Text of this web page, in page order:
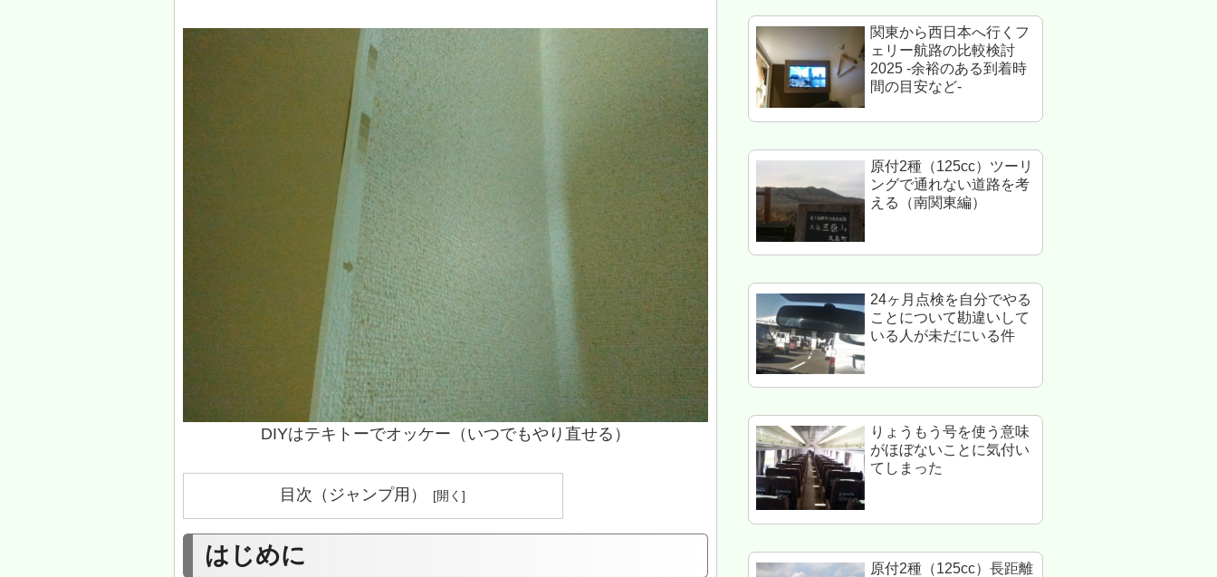
DIYはテキトーでオッケー（いつでもやり直せる）
目次（ジャンプ用）
はじめに
関東から西日本へ行くフ
ェリー航路の比較検討
2025 -余裕のある到着時
間の目安など-
原付2種（125cc）ツーリ
ングで通れない道路を考
える（南関東編）
24ヶ月点検を自分でやる
ことについて勘違いして
いる人が未だにいる件
りょうもう号を使う意味
がほぼないことに気付い
てしまった
原付2種（125cc）長距離